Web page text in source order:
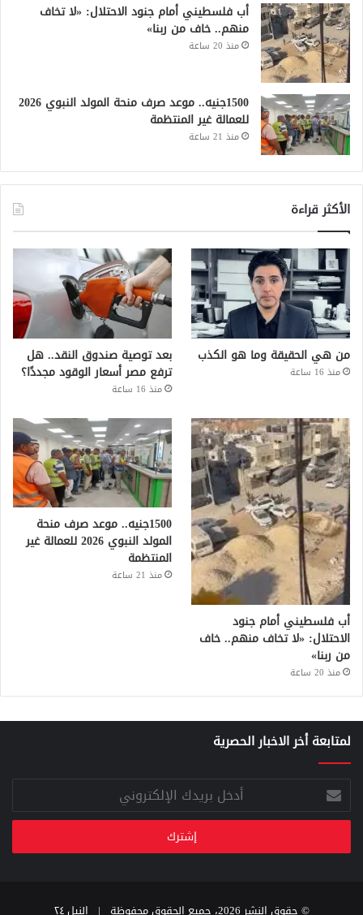
أب فلسطيني أمام جنود الاحتلال: «لا تخاف
منهم.. خاف من ربنا»
منذ 20 ساعة
1500جنيه.. موعد صرف منحة المولد النبوي 2026
للعمالة غير المنتظمة
منذ 21 ساعة
الأكثر قراءة
من هي الحقيقة وما هو الكذب
منذ 16 ساعة
بعد توصية صندوق النقد.. هل
ترفع مصر أسعار الوقود مجددًا؟
منذ 16 ساعة
أب فلسطيني أمام جنود
الاحتلال: «لا تخاف منهم.. خاف
من ربنا»
منذ 20 ساعة
1500جنيه.. موعد صرف منحة
المولد النبوي 2026 للعمالة غير
المنتظمة
منذ 21 ساعة
لمتابعة أخر الاخبار الحصرية
أدخل
بريدك
الإلكتروني
© حقوق النشر 2026، جميع الحقوق محفوظة | النيل ٢٤